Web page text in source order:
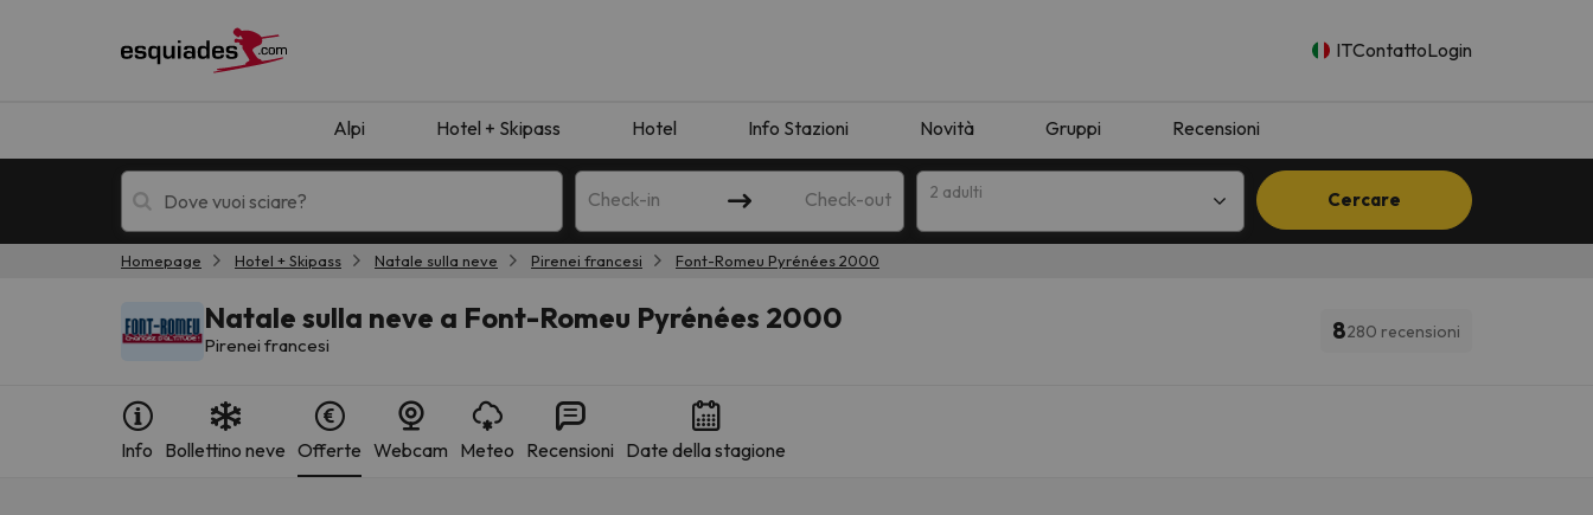
ITContattoLogin
Alpi Hotel + Skipass Hotel Info Stazioni Novità Gruppi Recensioni
Check-in Check-out 2 adulti Cercare
Hotel + skipass Hotel di montagna
Homepage Hotel + Skipass Natale sulla neve Pirenei francesi Font-Romeu Pyrénées 2000
Natale sulla neve a Font-Romeu Pyrénées 2000
Pirenei francesi 8280 recensioni
Info Bollettino neve Offerte Webcam Meteo Recensioni Date della stagione